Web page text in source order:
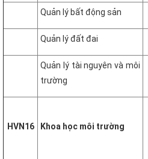
Quản lý bất động sản
Quản lý đất đai
Quản lý tài nguyên và môi
trường
HVN16 Khoa học môi trường